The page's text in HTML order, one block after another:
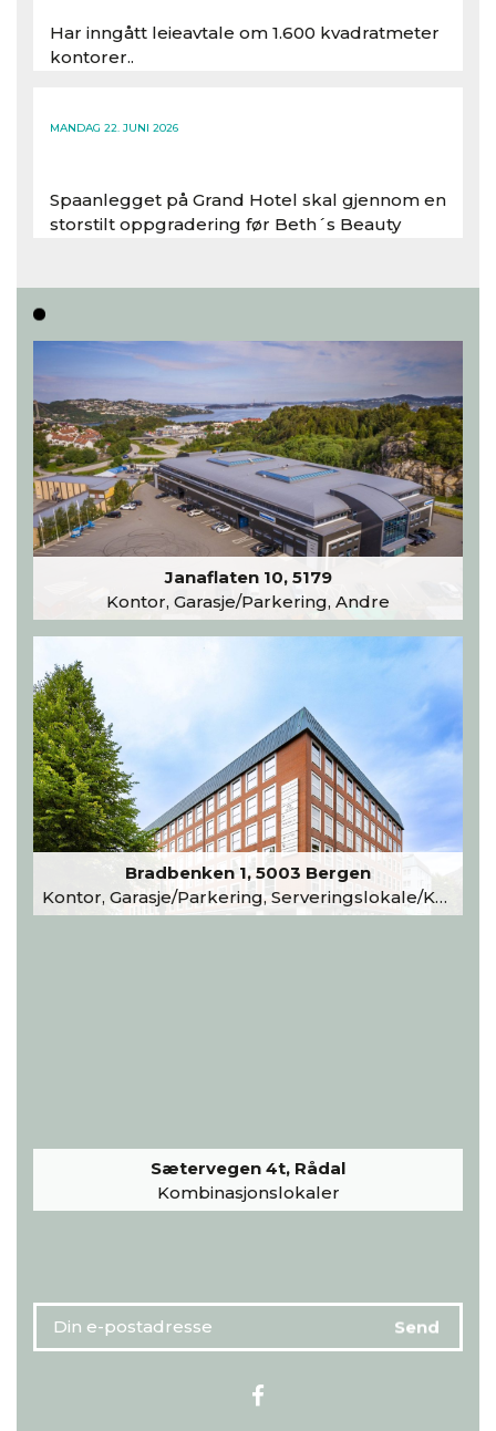
Har inngått leieavtale om 1.600 kvadratmeter
kontorer..
MANDAG 22. JUNI 2026
Spaanlegget på Grand Hotel skal gjennom en
storstilt oppgradering før Beth´s Beauty
Les hele artikkelen
Janaflaten 10, 5179
Kontor, Garasje/Parkering, Andre
Bradbenken 1, 5003 Bergen
Kontor, Garasje/Parkering, Serveringslokale/Kantine, Undervisning/Arrangement
Sætervegen 4t, Rådal
Kombinasjonslokaler